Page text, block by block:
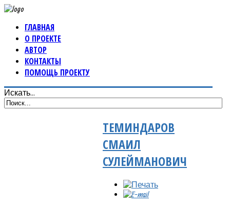
ГЛАВНАЯ
О ПРОЕКТЕ
АВТОР
КОНТАКТЫ
ПОМОЩЬ ПРОЕКТУ
Искать...
ТЕМИНДАРОВ
СМАИЛ
СУЛЕЙМАНОВИЧ